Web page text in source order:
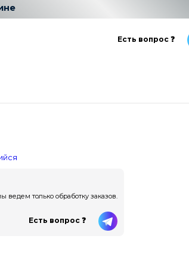
Есть вопрос ❓
только обработку заказов.
Есть вопрос ❓